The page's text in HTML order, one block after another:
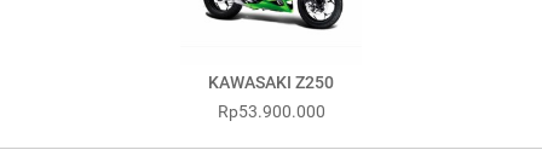
KAWASAKI Z250
Rp53.900.000